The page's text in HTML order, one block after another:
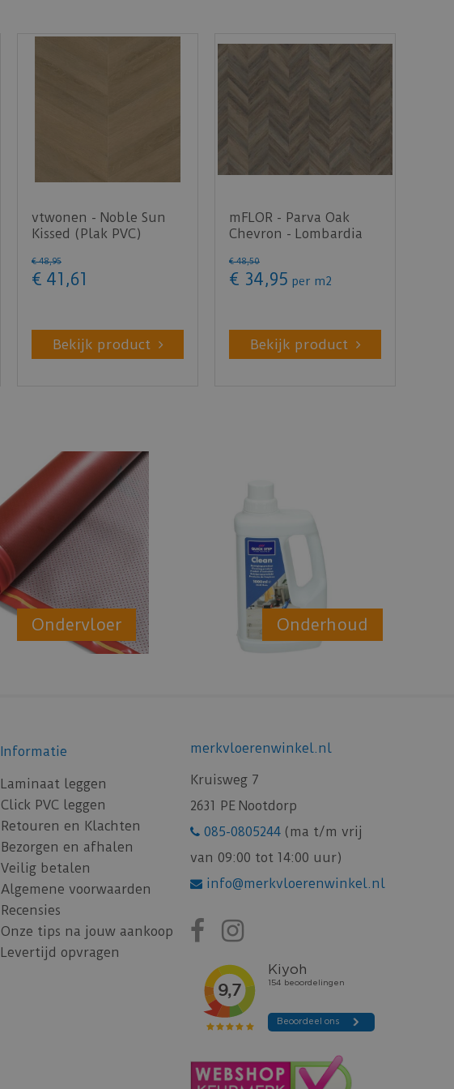
vtwonen - Noble Sun
Kissed (Plak PVC)
€ 48,95
€ 41 ,61
Bekijk product
mFLOR - Parva Oak
Chevron - Lombardia
€ 48,50
€ 34,95 per m2
Bekijk product
Ondervloer Onderhoud
Informatie
Laminaat leggen
Click PVC leggen
Retouren en Klachten
Bezorgen en afhalen
Veilig betalen
Algemene voorwaarden
Recensies
Onze tips na jouw aankoop
Levertijd opvragen
merkvloerenwinkel.nl
Kruisweg 7
2631 PE Nootdorp
085-0805244 (ma t/m vrij
van 09:00 tot 14:00 uur)
info@merkvloerenwinkel.nl